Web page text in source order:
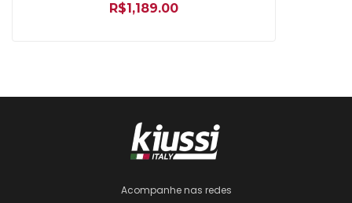
R$1,189.00
Acompanhe nas redes